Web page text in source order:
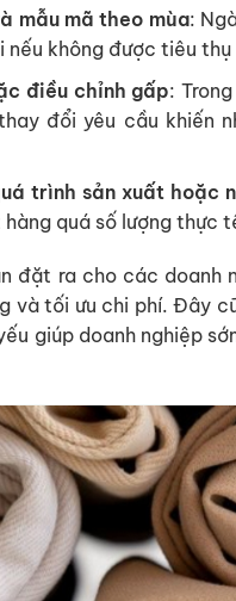
mẫu mã theo mùa:
nếu không được tiêu
điều chỉnh gấp:
đổi yêu cầu khiến
trình sản xuất hoặc
quá số lượng thực
đặt ra cho các doanh
và tối ưu chi phí. Đây
giúp doanh nghiệp